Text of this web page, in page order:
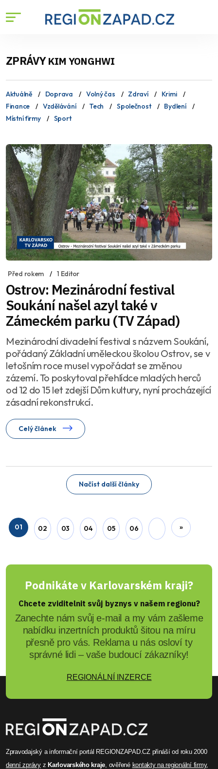
ZPRÁVYKIM YONGHWI
Aktuálně Doprava Volný čas Zdraví
Krimi
Finance
Vzdělávání Tech Společnost
Bydlení
Místní firmy
Sport
Před rokem 1 Editor
Ostrov: Mezinárodní festival
Soukání našel azyl také v
Zámeckém parku (TV Západ)
Mezinárodní divadelní festival s názvem Soukání,
pořádaný Základní uměleckou školou Ostrov, se v
letošním roce musel vypořádat se změnou
zázemí. To poskytoval přehlídce mladých herců
od 12 do 15 let zdejší Dům kultury, nyní procházející
zásadní rekonstrukcí.
Celý článek
Načíst další články
01 02 03 04 05 06 »
Podnikáte v Karlovarském kraji?
Chcete zviditelnit svůj byznys v našem regionu?
Zanechte nám svůj e-mail a my vám zašleme
nabídku inzertních produktů šitou na míru
přesně pro vás. Reklama u nás osloví ty
správné lidi – vaše budoucí zákazníky!
REGIONÁLNÍ INZERCE
Zpravodajský a informační portál REGIONZAPAD.CZ přináší od roku 2000
denní zprávyzKarlovarského kraje , ověřené kontakty na regionální firmy,